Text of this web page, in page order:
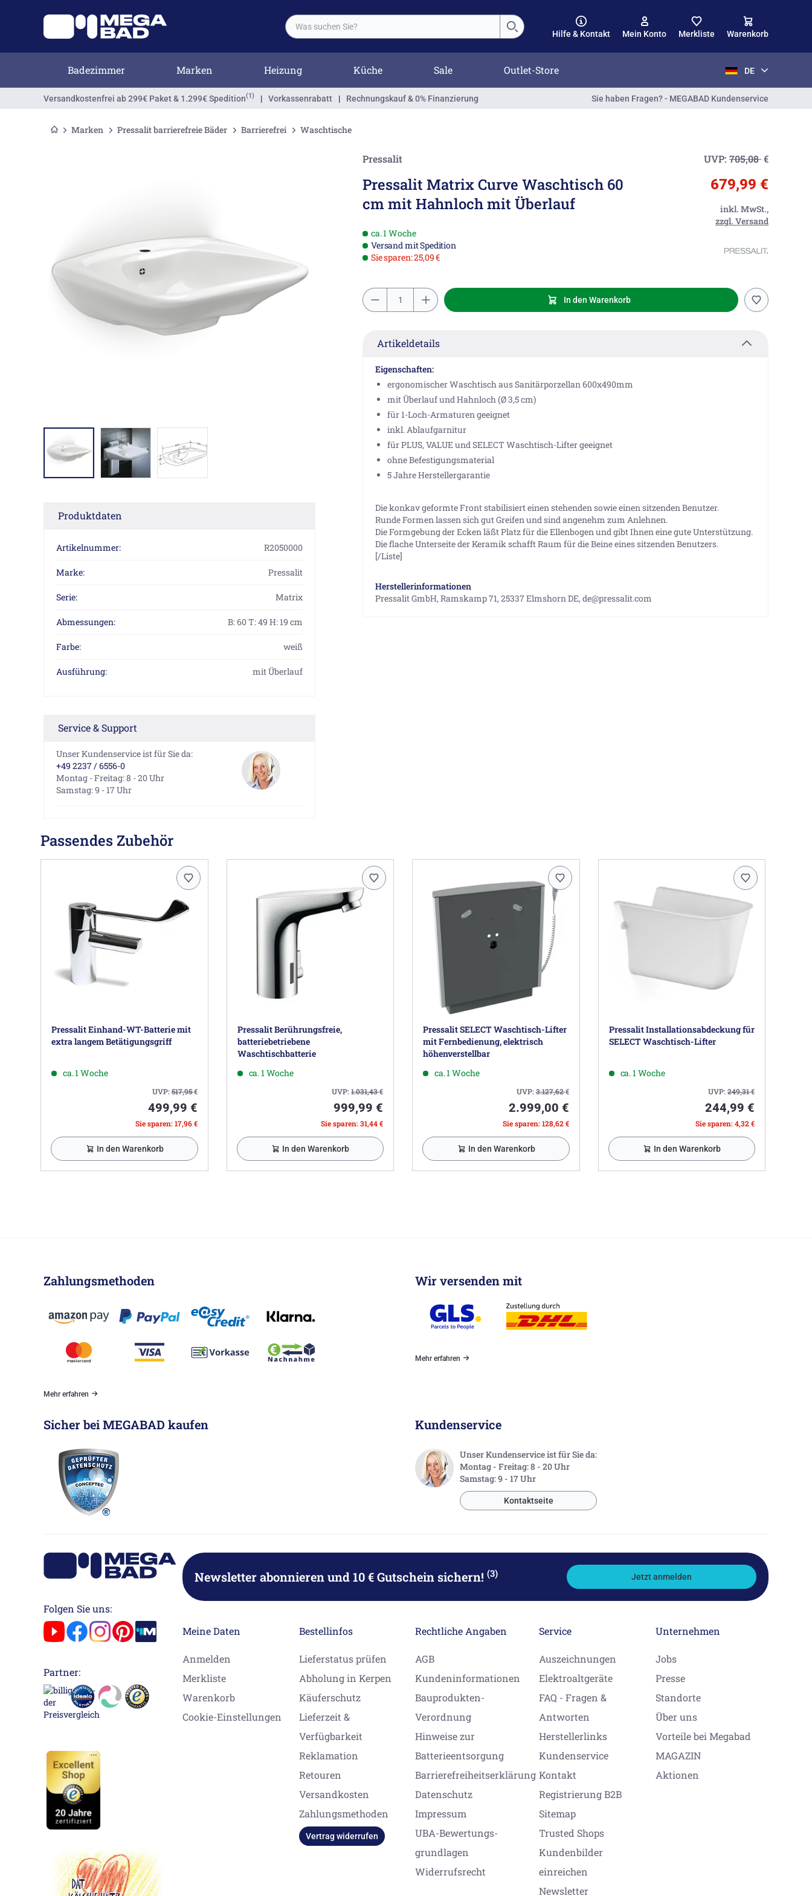
Hilfe & Kontakt Mein Konto Merkliste Warenkorb
Badezimmer Marken Heizung Küche Sale Outlet-Store DE
Versandkostenfrei ab 299€ Paket & 1.299€ Spedition(1) | Vorkassenrabatt | Rechnungskauf & 0% Finanzierung Sie haben Fragen? - MEGABAD Kundenservice
Marken Pressalit barrierefreie Bäder Barrierefrei Waschtische
Produktdaten
Artikelnummer: R2050000
Marke: Pressalit
Serie: Matrix
Abmessungen: B: 60 T: 49 H: 19 cm
Farbe: weiß
Ausführung: mit Überlauf
Service & Support
Unser Kundenservice ist für Sie da:
+49 2237 / 6556-0
Montag - Freitag: 8 - 20 Uhr
Samstag: 9 - 17 Uhr
Pressalit
Pressalit Matrix Curve Waschtisch 60
cm mit Hahnloch mit Überlauf
UVP: 705,08€
679,99 €
inkl. MwSt.,
zzgl. Versand
ca. 1 Woche
Versand mit Spedition
Sie sparen: 25,09 €
In den Warenkorb
Artikeldetails
Eigenschaften:
ergonomischer Waschtisch aus Sanitärporzellan 600x490mm
mit Überlauf und Hahnloch (Ø 3,5 cm)
für 1-Loch-Armaturen geeignet
inkl. Ablaufgarnitur
für PLUS, VALUE und SELECT Waschtisch-Lifter geeignet
ohne Befestigungsmaterial
5 Jahre Herstellergarantie
Die konkav geformte Front stabilisiert einen stehenden sowie einen sitzenden Benutzer.
Runde Formen lassen sich gut Greifen und sind angenehm zum Anlehnen.
Die Formgebung der Ecken läßt Platz für die Ellenbogen und gibt Ihnen eine gute Unterstützung.
Die flache Unterseite der Keramik schafft Raum für die Beine eines sitzenden Benutzers.
[/Liste]
Herstellerinformationen
Pressalit GmbH, Ramskamp 71, 25337 Elmshorn DE, de@pressalit.com
Passendes Zubehör
Pressalit Einhand-WT-Batterie mit
extra langem Betätigungsgriff
ca. 1 Woche
UVP:517,95€
499,99 €
Sie sparen: 17,96 €
In den Warenkorb
Pressalit Berührungsfreie,
batteriebetriebene
Waschtischbatterie
ca. 1 Woche
UVP:1.031,43€
999,99 €
Sie sparen: 31,44 €
In den Warenkorb
Pressalit SELECT Waschtisch-Lifter
mit Fernbedienung, elektrisch
höhenverstellbar
ca. 1 Woche
UVP:3.127,62€
2.999,00 €
Sie sparen: 128,62 €
In den Warenkorb
Pressalit Installationsabdeckung für
SELECT Waschtisch-Lifter
ca. 1 Woche
UVP:249,31€
244,99 €
Sie sparen: 4,32 €
In den Warenkorb
Zahlungsmethoden
Mehr erfahren
Wir versenden mit
Mehr erfahren
Sicher bei MEGABAD kaufen Kundenservice
Unser Kundenservice ist für Sie da:
Montag - Freitag: 8 - 20 Uhr
Samstag: 9 - 17 Uhr
Kontaktseite
Folgen Sie uns:
Partner:
Newsletter abonnierenund 10 € Gutschein sichern! (3) Jetzt anmelden
Meine Daten
Anmelden
Merkliste
Warenkorb
Cookie-Einstellungen
Bestellinfos
Lieferstatus prüfen
Abholung in Kerpen
Käuferschutz
Lieferzeit &
Verfügbarkeit
Reklamation
Retouren
Versandkosten
Zahlungsmethoden
Vertrag widerrufen
Rechtliche Angaben
AGB
Kundeninformationen
Bauprodukten-
Verordnung
Hinweise zur
Batterieentsorgung
Barrierefreiheitserklärung
Datenschutz
Impressum
UBA-Bewertungs-
grundlagen
Widerrufsrecht
Service
Auszeichnungen
Elektroaltgeräte
FAQ - Fragen &
Antworten
Herstellerlinks
Kundenservice
Kontakt
Registrierung B2B
Sitemap
Trusted Shops
Kundenbilder
einreichen
Newsletter
Unternehmen
Jobs
Presse
Standorte
Über uns
Vorteile bei Megabad
MAGAZIN
Aktionen